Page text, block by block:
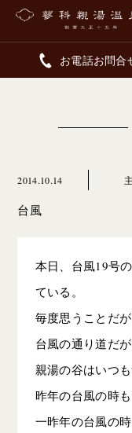
お電話お問合
2014.10.14
台風
本日、台風19号
ている。
毎度思うことだが
台風の通り道だが
親湯の谷はいつも
昨年の台風の時も
一昨年の台風の時